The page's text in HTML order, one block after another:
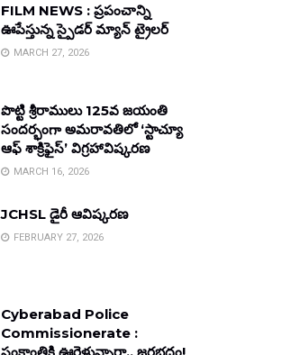
FILM NEWS : ప్రపంచాన్ని
ఊపేస్తున్న స్పైడర్ మ్యాన్ ట్రైలర్
MARCH 27, 2026
పొట్టి శ్రీరాములు 125వ జయంతి
సందర్భంగా అమరావతిలో ‘స్టాచ్యూ
ఆఫ్ శాక్రిఫైస్’ విగ్రహావిష్కరణ
MARCH 16, 2026
JCHSL డైరీ ఆవిష్కరణ
FEBRUARY 27, 2026
Cyberabad Police
Commissionerate :